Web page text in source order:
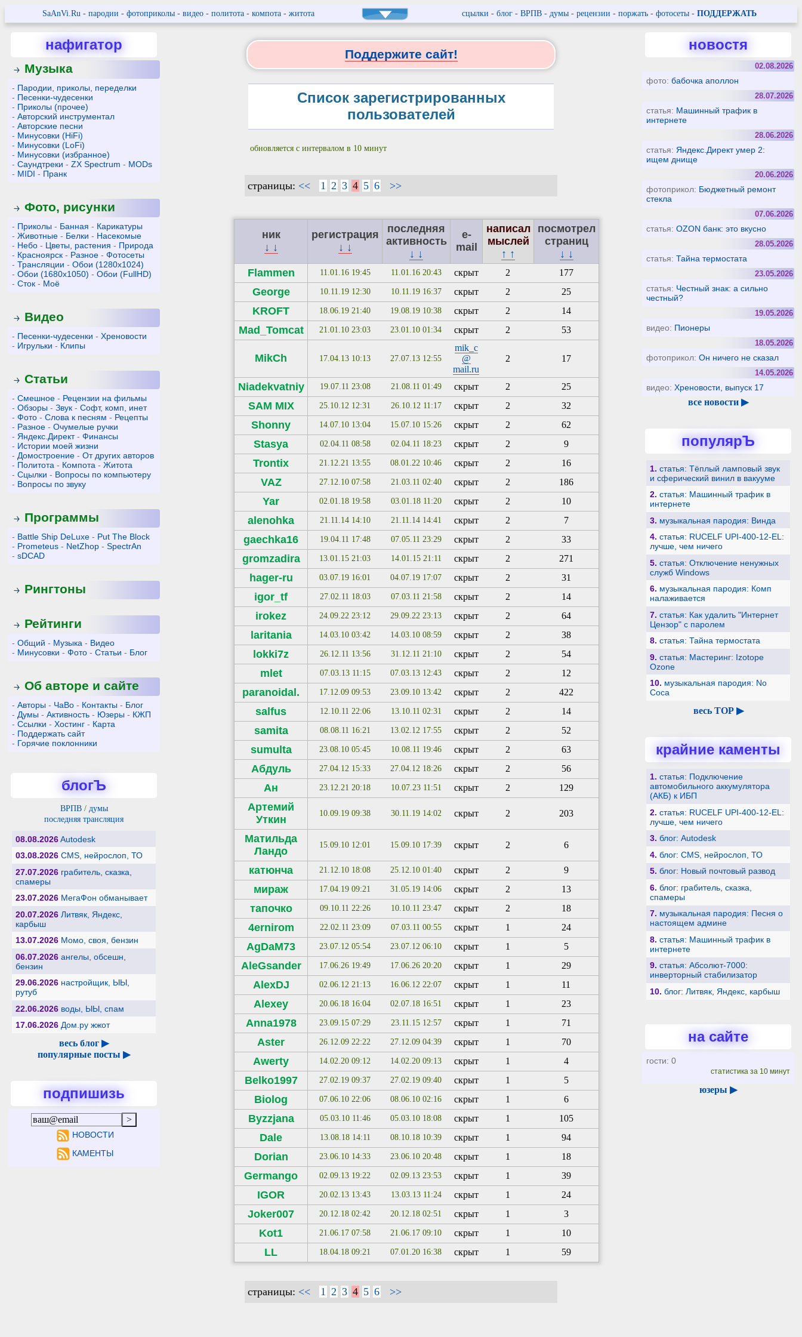
SaAnVi.Ru- пародии - фотоприколы- видео- политота- компота- житота сцылки - блог- ВРПВ- думы- рецензии - поржать- фотосеты - ПОДДЕРЖАТЬ
нафигатор
Музыка
- Пародии, приколы, переделки
- Песенки-чудесенки
- Приколы (прочее)
-Авторский инструментал
-Авторские песни
- Минусовки (HiFi)
- Минусовки (LoFi)
- Минусовки (избранное)
-Саундтреки -ZX Spectrum - MODs
- MIDI - Пранк
Фото, рисунки
- Приколы - Банная - Карикатуры
-Животные - Белки - Насекомые
- Небо - Цветы, растения - Природа
- Красноярск - Разное -Фотосеты
-Трансляции -Обои (1280x1024)
-Обои (1680x1050) -Обои (FullHD)
-Сток - Моё
Видео
- Песенки-чудесенки -Хреновости
- Игрульки - Клипы
Статьи
-Смешное - Рецензии на фильмы
-Обзоры -Звук -Софт, комп, инет
-Фото -Слова к песням - Рецепты
- Разное -Очумелые ручки
- Яндекс.Директ-Финансы
- Истории моей жизни
- Домостроение -От других авторов
- Политота - Компота -Житота
-Сцылки - Вопросы по компьютеру
- Вопросы по звуку
Программы
- Battle Ship DeLuxe - Put The Block
- Prometeus - NetZhop -SpectrAn
-sDCAD
Рингтоны
Рейтинги
-Общий - Музыка - Видео
- Минусовки -Фото -Статьи - Блог
Об авторе и сайте
-Авторы - ЧаВо - Контакты - Блог
- Думы -Активность - Юзеры - КЖП
-Ссылки -Хостинг - Карта
- Поддержать сайт
- Горячие поклонники
блогЪ
ВРПВ/ думы
последняя трансляция
08.08.2026Autodesk
03.08.2026 CMS, нейрослоп, ТО
27.07.2026 грабитель, сказка,
спамеры
23.07.2026 МегаФон обманывает
20.07.2026 Литвяк, Яндекс,
карбыш
13.07.2026 Момо, своя, бензин
06.07.2026 ангелы, обсешн,
бензин
29.06.2026 настройщик, ЫЫ,
рутуб
22.06.2026 воды, ЫЫ, спам
17.06.2026 Дом.ру жжот
весь блог ▶
популярные посты ▶
подпишизь
НОВОСТИ
КАМЕНТЫ
Поддержите сайт!
Список зарегистрированных
пользователей
обновляется с интервалом в 10 минут
страницы: << 1 2 3 4 5 6 >>
ник
↓ ↓
регистрация
↓ ↓
последняя
активность
↓ ↓
e-
mail
написал
мыслей
↑ ↑
посмотрел
страниц
↓ ↓
Flammen
11.01.16 19:45 11.01.16 20:43 скрыт 2 177
George 10.11.19 12:30 10.11.19 16:37 скрыт 2 25
KROFT 18.06.19 21:40 19.08.19 10:38 скрыт 2 14
Mad_Tomcat 21.01.10 23:03 23.01.10 01:34 скрыт 2 53
MikCh 17.04.13 10:13 27.07.13 12:55
mik_c
@
mail.ru
2 17
Niadekvatniy 19.07.11 23:08 21.08.11 01:49 скрыт 2 25
SAM MIX 25.10.12 12:31 26.10.12 11:17 скрыт 2 32
Shonny 14.07.10 13:04 15.07.10 15:26 скрыт 2 62
Stasya 02.04.11 08:58 02.04.11 18:23 скрыт 2 9
Trontix 21.12.21 13:55 08.01.22 10:46 скрыт 2 16
VAZ 27.12.10 07:58 21.03.11 02:40 скрыт 2 186
Yar 02.01.18 19:58 03.01.18 11:20 скрыт 2 10
alenohka 21.11.14 14:10 21.11.14 14:41 скрыт 2 7
gaechka16 19.04.11 17:48 07.05.11 23:29 скрыт 2 33
gromzadira 13.01.15 21:03 14.01.15 21:11 скрыт 2 271
hager-ru 03.07.19 16:01 04.07.19 17:07 скрыт 2 31
igor_tf 27.02.11 18:03 07.03.11 21:58 скрыт 2 14
irokez 24.09.22 23:12 29.09.22 23:13 скрыт 2 64
laritania 14.03.10 03:42 14.03.10 08:59 скрыт 2 38
lokki7z 26.12.11 13:56 31.12.11 21:10 скрыт 2 54
mlet 07.03.13 11:15 07.03.13 12:43 скрыт 2 12
paranoidal. 17.12.09 09:53 23.09.10 13:42 скрыт 2 422
salfus 12.10.11 22:06 13.10.11 02:31 скрыт 2 14
samita 08.08.11 16:21 13.02.12 17:55 скрыт 2 52
sumulta 23.08.10 05:45 10.08.11 19:46 скрыт 2 63
Абдуль 27.04.12 15:33 27.04.12 18:26 скрыт 2 56
Ан 23.12.21 20:18 10.07.23 11:51 скрыт 2 129
Артемий
Уткин
10.09.19 09:38 30.11.19 14:02 скрыт 2 203
Матильда
Ландо
15.09.10 12:01 15.09.10 17:39 скрыт 2 6
катюнча 21.12.10 18:08 25.12.10 01:40 скрыт 2 9
мираж 17.04.19 09:21 31.05.19 14:06 скрыт 2 13
тапочко 09.10.11 22:26 10.10.11 23:47 скрыт 2 18
4ernirom 22.02.11 23:09 07.03.11 00:55 скрыт 1 24
AgDaM73 23.07.12 05:54 23.07.12 06:10 скрыт 1 5
AleGsander 17.06.26 19:49 17.06.26 20:20 скрыт 1 29
AlexDJ 02.06.12 21:13 16.06.12 22:07 скрыт 1 11
Alexey 20.06.18 16:04 02.07.18 16:51 скрыт 1 23
Anna1978 23.09.15 07:29 23.11.15 12:57 скрыт 1 71
Aster 26.12.09 22:22 27.12.09 04:39 скрыт 1 70
Awerty 14.02.20 09:12 14.02.20 09:13 скрыт 1 4
Belko1997 27.02.19 09:37 27.02.19 09:40 скрыт 1 5
Biolog 07.06.10 22:06 08.06.10 02:16 скрыт 1 6
Byzzjana 05.03.10 11:46 05.03.10 18:08 скрыт 1 105
Dale 13.08.18 14:11 08.10.18 10:39 скрыт 1 94
Dorian 23.06.10 14:33 23.06.10 20:48 скрыт 1 18
Germango 02.09.13 19:22 02.09.13 23:53 скрыт 1 39
IGOR 20.02.13 13:43 13.03.13 11:24 скрыт 1 24
Joker007 20.12.18 02:42 20.12.18 02:51 скрыт 1 3
Kot1 21.06.17 07:58 21.06.17 09:10 скрыт 1 10
LL 18.04.18 09:21 07.01.20 16:38 скрыт 1 59
страницы: << 1 2 3 4 5 6 >>
новостя
02.08.2026
фото:бабочка аполлон
28.07.2026
статья: Машинный трафик в
интернете
28.06.2026
статья: Яндекс.Директ умер 2:
ищем днище
20.06.2026
фотоприкол: Бюджетный ремонт
стекла
07.06.2026
статья:OZON банк: это вкусно
28.05.2026
статья:Тайна термостата
23.05.2026
статья: Честный знак: а сильно
честный?
19.05.2026
видео: Пионеры
18.05.2026
фотоприкол:Он ничего не сказал
14.05.2026
видео:Хреновости, выпуск 17
все новости ▶
популярЪ
1. статья: Тёплый ламповый звук
и сферический винил в вакууме
2. статья: Машинный трафик в
интернете
3. музыкальная пародия: Винда
4. статья: RUCELF UPI-400-12-EL:
лучше, чем ничего
5. статья: Отключение ненужных
служб Windows
6. музыкальная пародия: Комп
налаживается
7. статья: Как удалить "Интернет
Цензор" с паролем
8. статья: Тайна термостата
9. статья: Мастеринг: Izotope
Ozone
10. музыкальная пародия: No
Coca
весь TOP ▶
крайние каменты
1. статья: Подключение
автомобильного аккумулятора
(АКБ) к ИБП
2. статья: RUCELF UPI-400-12-EL:
лучше, чем ничего
3. блог: Autodesk
4. блог: CMS, нейрослоп, ТО
5. блог: Новый почтовый развод
6. блог: грабитель, сказка,
спамеры
7. музыкальная пародия: Песня о
настоящем админе
8. статья: Машинный трафик в
интернете
9. статья: Абсолют-7000:
инверторный стабилизатор
10. блог: Литвяк, Яндекс, карбыш
на сайте
гости: 0
статистика за 10 минут
юзеры ▶